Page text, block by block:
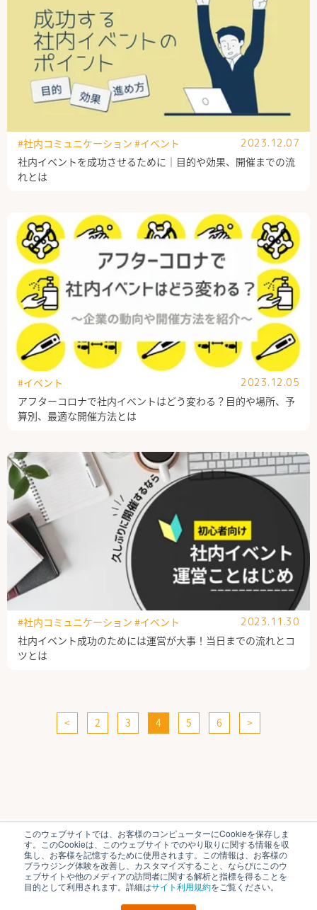
このウェブサイトでは、お客様のコンピューターにCookieを保存しま
す。このCookieは、このウェブサイトでのやり取りに関する情報を収
集し、お客様を記憶するために使用されます。この情報は、お客様の
ブラウジング体験を改善し、カスタマイズすること、ならびにこのウ
ェブサイトや他のメディアの訪問者に関する解析と指標を得ることを
目的として利用されます。詳細はサイト利用規約をご覧ください。
社内イベントを成功させるために｜目的や効果、開催までの流
れとは
#社内コミュニケーション #イベント 2023.12.07
アフターコロナで社内イベントはどう変わる？目的や場所、予
算別、最適な開催方法とは
#イベント 2023.12.05
社内イベント成功のためには運営が大事！当日までの流れとコ
ツとは
#社内コミュニケーション #イベント 2023.11.30
< 2 3 4 5 6 >
ブイキューブのはたらく研究部とは 運営会社
個人情報保護方針 各種お問い合わせ
© V-cube, Inc. All Rights Reserved.